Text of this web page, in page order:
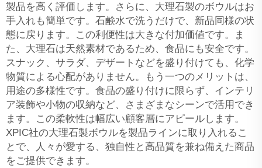
製品を高く評価します。さらに、大理石製のボウルはお
手入れも簡単です。石鹸水で洗うだけで、新品同様の状
態に戻ります。この利便性は大きな付加価値です。ま
た、大理石は天然素材であるため、食品にも安全です。
スナック、サラダ、デザートなどを盛り付けても、化学
物質による心配がありません。もう一つのメリットは、
用途の多様性です。食品の盛り付けに限らず、インテリ
ア装飾や小物の収納など、さまざまなシーンで活用でき
ます。この柔軟性は幅広い顧客層にアピールします。
XPIC社の大理石製ボウルを製品ラインに取り入れるこ
とで、人々が愛する、独自性と高品質を兼ね備えた商品
をご提供できます。